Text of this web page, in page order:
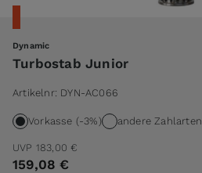
Dynamic
Turbostab Junior
Artikelnr: DYN-AC066
Vorkasse (-3%) andere Zahlarten
UVP 183,00 €
159,08 €